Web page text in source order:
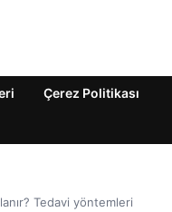
Çerez Politikası
Tedavi yöntemleri